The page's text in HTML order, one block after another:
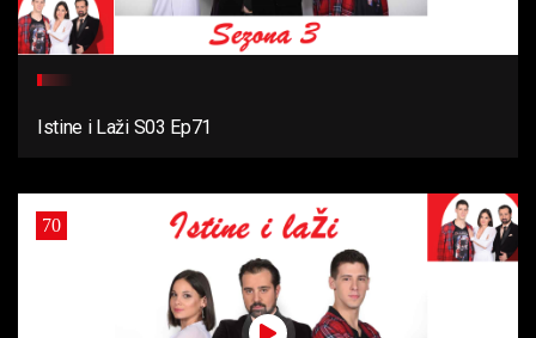
Istine i Laži S03 Ep71
70